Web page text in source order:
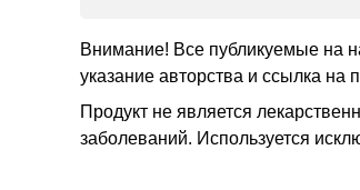
Внимание! Все публикуемые на
указание авторства и ссылка на
Продукт не является
заболеваний. Используется